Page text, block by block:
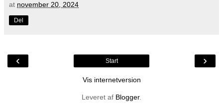
at november 20, 2024
Del
‹ ›
Start
Vis internetversion
Leveret af Blogger.